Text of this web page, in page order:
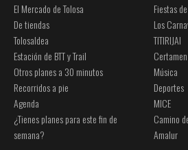
El Mercado de Tolosa
De tiendas
Tolosaldea
Estación de BTT y Trail
Otros planes a 30 minutos
Recorridos a pie
Agenda
¿Tienes planes para este fin de
semana?
Fiestas
Los
TITIRIJAI
Música
Deportes
MICE
Camino
Amalur